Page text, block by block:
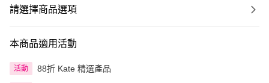
請選擇商品選項
本商品適用活動
活動 88折 Kate 精選產品